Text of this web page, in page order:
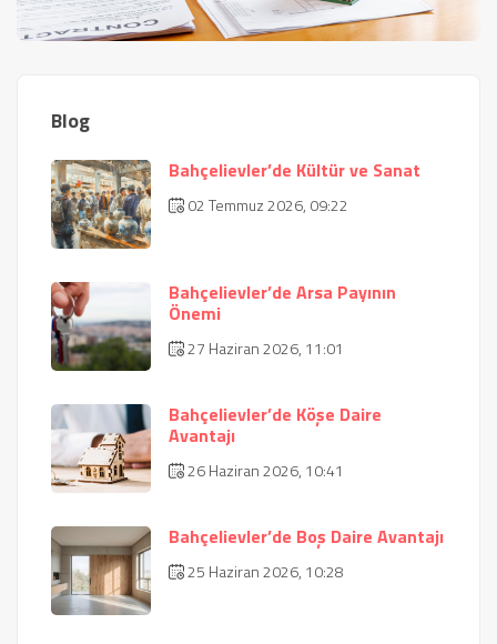
Blog
Bahçelievler’de Kültür ve Sanat
02 Temmuz 2026, 09:22
Bahçelievler’de Arsa Payının
Önemi
27 Haziran 2026, 11:01
Bahçelievler’de Köşe Daire
Avantajı
26 Haziran 2026, 10:41
Bahçelievler’de Boş Daire Avantajı
25 Haziran 2026, 10:28